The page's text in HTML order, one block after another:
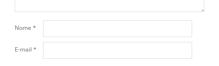
Nome *
E-mail *